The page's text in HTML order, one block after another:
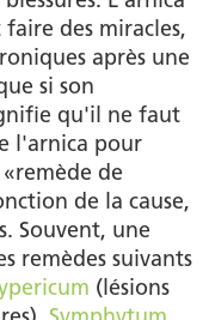
des miracles,
après une
si son
qu'il ne faut
l'arnica pour
de
de la cause,
Souvent, une
remèdes suivants
(lésions